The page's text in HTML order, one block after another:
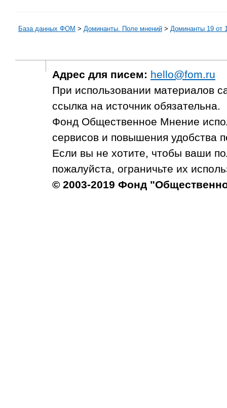
База данных ФОМ > Доминанты. Поле мнений > Доминанты 19 от
Адрес для писем: hello@fom.ru
При использовании материалов
ссылка на источник обязательна.
Фонд Общественное Мнение
сервисов и повышения удобства
Если вы не хотите, чтобы ваши
пожалуйста, ограничьте их
© 2003-2019 Фонд